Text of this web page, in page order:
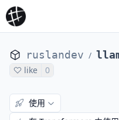
ruslandev /
like 0
使用